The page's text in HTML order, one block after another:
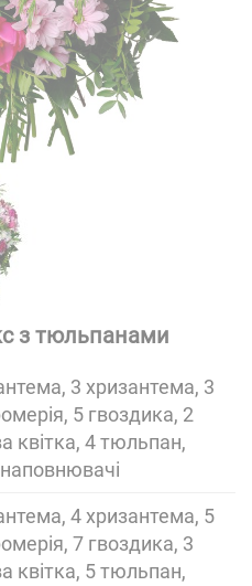
з тюльпанами
3 хризантема, 3
5 гвоздика, 2
квітка, 4 тюльпан,
наповнювачі
4 хризантема, 5
7 гвоздика, 3
квітка, 5 тюльпан,